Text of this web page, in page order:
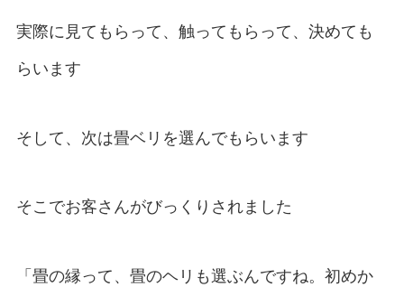
実際に見てもらって、触ってもらって、決めても
らいます
そして、次は畳ベリを選んでもらいます
そこでお客さんがびっくりされました
「畳の縁って、畳のヘリも選ぶんですね。初めか